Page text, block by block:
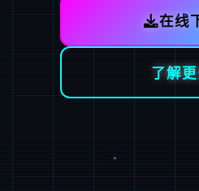
在线
了解